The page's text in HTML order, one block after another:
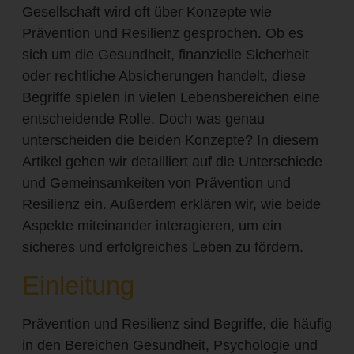
Gesellschaft wird oft über Konzepte wie
Prävention und Resilienz gesprochen. Ob es
sich um die Gesundheit, finanzielle Sicherheit
oder rechtliche Absicherungen handelt, diese
Begriffe spielen in vielen Lebensbereichen eine
entscheidende Rolle. Doch was genau
unterscheiden die beiden Konzepte? In diesem
Artikel gehen wir detailliert auf die Unterschiede
und Gemeinsamkeiten von Prävention und
Resilienz ein. Außerdem erklären wir, wie beide
Aspekte miteinander interagieren, um ein
sicheres und erfolgreiches Leben zu fördern.
Einleitung
Prävention und Resilienz sind Begriffe, die häufig
in den Bereichen Gesundheit, Psychologie und